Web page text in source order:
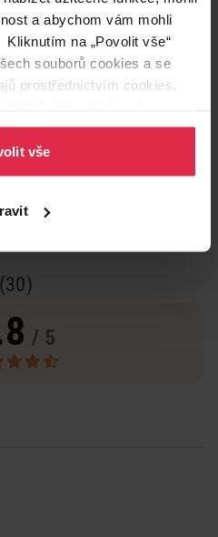
a abychom vám mohli
na „Povolit vše“
souborů cookies a se
prostřednictvím cookies.
vše
(30)
/ 5